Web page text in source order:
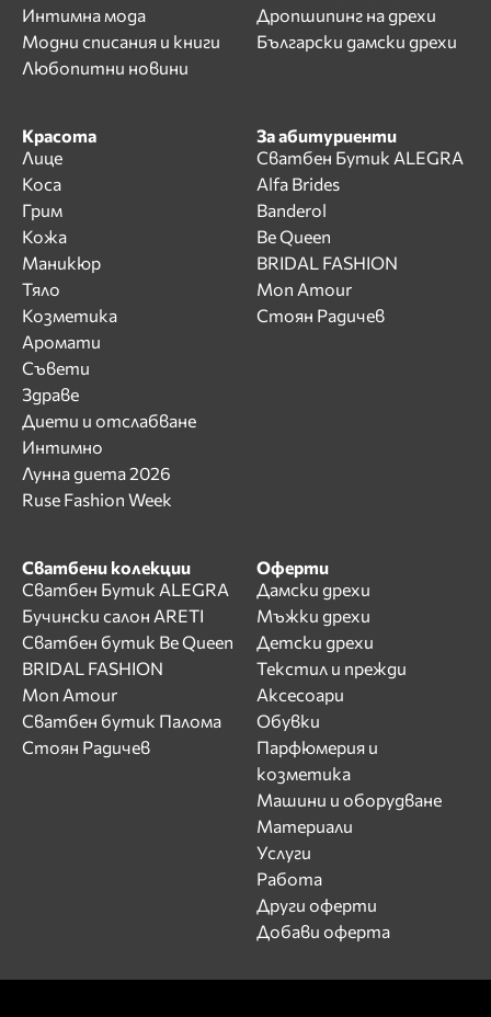
Интимна мода
Модни списания и книги
Любопитни новини
Дропшипинг на дрехи
Български дамски дрехи
Красота
Лице
Коса
Грим
Кожа
Маникюр
Тяло
Козметика
Аромати
Съвети
Здраве
Диети и отслабване
Интимно
Лунна диета 2026
Ruse Fashion Week
За абитуриенти
Сватбен Бутик ALEGRA
Alfa Brides
Banderol
Be Queen
BRIDAL FASHION
Mon Amour
Стоян Радичев
Сватбени колекции
Сватбен Бутик ALEGRA
Бучински салон ARETI
Сватбен бутик Be Queen
BRIDAL FASHION
Mon Amour
Сватбен бутик Палома
Стоян Радичев
Оферти
Дамски дрехи
Мъжки дрехи
Детски дрехи
Текстил и прежди
Аксесоари
Обувки
Парфюмерия и
козметика
Машини и оборудване
Материали
Услуги
Работа
Други оферти
Добави оферта